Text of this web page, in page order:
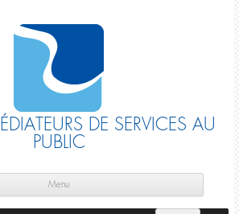
DE SERVICES AU
PUBLIC
Menu